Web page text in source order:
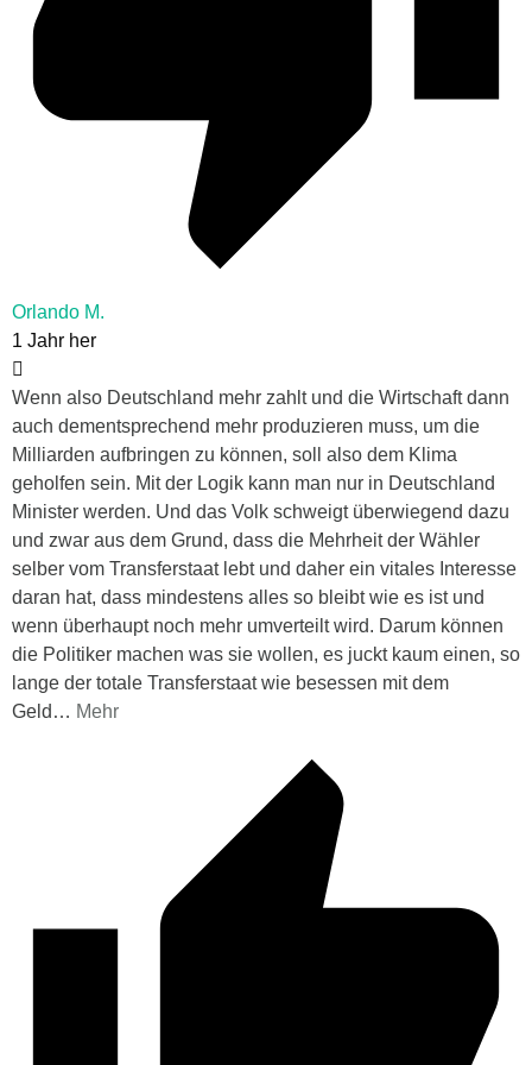
Orlando M.
1 Jahr her
Wenn also Deutschland mehr zahlt und die Wirtschaft dann
auch dementsprechend mehr produzieren muss, um die
Milliarden aufbringen zu können, soll also dem Klima
geholfen sein. Mit der Logik kann man nur in Deutschland
Minister werden. Und das Volk schweigt überwiegend dazu
und zwar aus dem Grund, dass die Mehrheit der Wähler
selber vom Transferstaat lebt und daher ein vitales Interesse
daran hat, dass mindestens alles so bleibt wie es ist und
wenn überhaupt noch mehr umverteilt wird. Darum können
die Politiker machen was sie wollen, es juckt kaum einen, so
lange der totale Transferstaat wie besessen mit dem
Geld … Mehr